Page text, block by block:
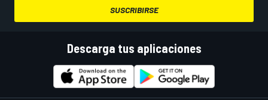
SUSCRIBIRSE
Descarga tus aplicaciones